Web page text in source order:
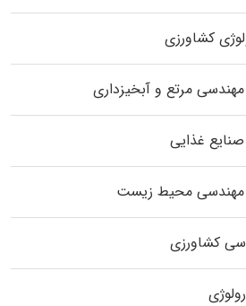
کشاورزی
مرتع و آبخیزداری
غذایی
مهندسی محیط زیست
کشاورزی